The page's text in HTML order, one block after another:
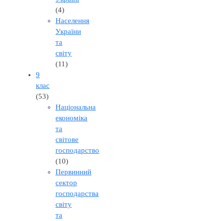
(4)
Населення
України
та
світу
(11)
9
клас
(53)
Національна
економіка
та
світове
господарство
(10)
Первинний
сектор
господарства
світу
та